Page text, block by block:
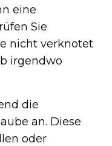
eine
Sie
nicht verknotet
irgendwo
die
an. Diese
oder